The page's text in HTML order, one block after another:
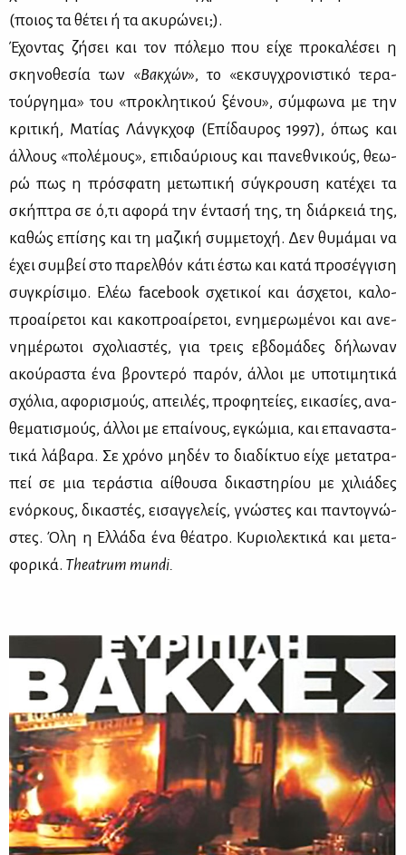
(ποιος τα θέ­τει ή τα ακυ­ρώ­νει;).
Έχο­ντας ζή­σει και τον πό­λε­μο που εί­χε προ­κα­λέ­σει η
σκη­νο­θε­σία των «Βακ­χών», το «εκ­συγ­χρο­νι­στι­κό τε­ρα­
τούρ­γη­μα» του «προ­κλη­τι­κού ξέ­νου», σύμ­φω­να με την
κρι­τι­κή, Μα­τί­ας Λάν­γκ­χοφ (Επί­δαυ­ρος 1997), όπως και
άλ­λους «πο­λέ­μους», επι­δαύ­ριους και πα­νε­θνι­κούς, θε­ω­
ρώ πως η πρό­σφα­τη με­τω­πι­κή σύ­γκρου­ση κα­τέ­χει τα
σκή­πτρα σε ό,τι αφο­ρά την έντα­σή της, τη διάρ­κειά της,
κα­θώς επί­σης και τη μα­ζι­κή συμ­με­το­χή. Δεν θυ­μά­μαι να
έχει συμ­βεί στο πα­ρελ­θόν κά­τι έστω και κα­τά προ­σέγ­γι­ση
συ­γκρί­σι­μο. Ελέω facebook σχε­τι­κοί και άσχε­τοι, κα­λο­
προ­αί­ρε­τοι και κα­κο­προ­αί­ρε­τοι, ενη­με­ρω­μέ­νοι και ανε­
νη­μέ­ρω­τοι σχο­λια­στές, για τρεις εβδο­μά­δες δή­λω­ναν
ακού­ρα­στα ένα βρο­ντε­ρό πα­ρόν, άλ­λοι με υπο­τι­μη­τι­κά
σχό­λια, αφο­ρι­σμούς, απει­λές, προ­φη­τεί­ες, ει­κα­σί­ες, ανα­
θε­μα­τι­σμούς, άλ­λοι με επαί­νους, εγκώ­μια, και επα­να­στα­
τι­κά λά­βα­ρα. Σε χρό­νο μη­δέν το δια­δί­κτυο εί­χε με­τα­τρα­
πεί σε μια τε­ρά­στια αί­θου­σα δι­κα­στη­ρί­ου με χι­λιά­δες
ενόρ­κους, δι­κα­στές, ει­σαγ­γε­λείς, γνώ­στες και πα­ντο­γνώ­
στες. Όλη η Ελ­λά­δα ένα θέ­α­τρο. Κυ­ριο­λε­κτι­κά και με­τα­
φο­ρι­κά. Theatrum mundi.